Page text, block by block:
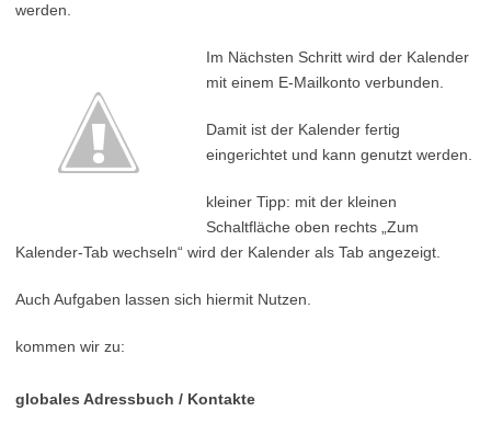
werden.
Im Nächsten Schritt wird der Kalender
mit einem E-Mailkonto verbunden.
Damit ist der Kalender fertig
eingerichtet und kann genutzt werden.
kleiner Tipp: mit der kleinen
Schaltfläche oben rechts „Zum
Kalender-Tab wechseln“ wird der Kalender als Tab angezeigt.
Auch Aufgaben lassen sich hiermit Nutzen.
kommen wir zu:
globales Adressbuch / Kontakte